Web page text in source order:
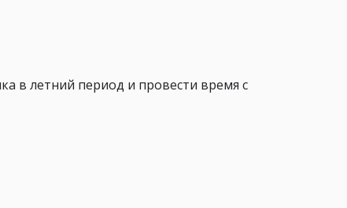
в летний период и провести время с